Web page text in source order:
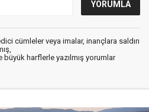
cümleler veya imalar, inançlara saldırı
büyük harflerle yazılmış yorumlar